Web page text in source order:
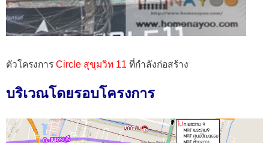
ตัวโครงการ Circle สุขุมวิท 11 ที่กำลังก่อสร้าง
บริเวณโดยรอบโครงการ